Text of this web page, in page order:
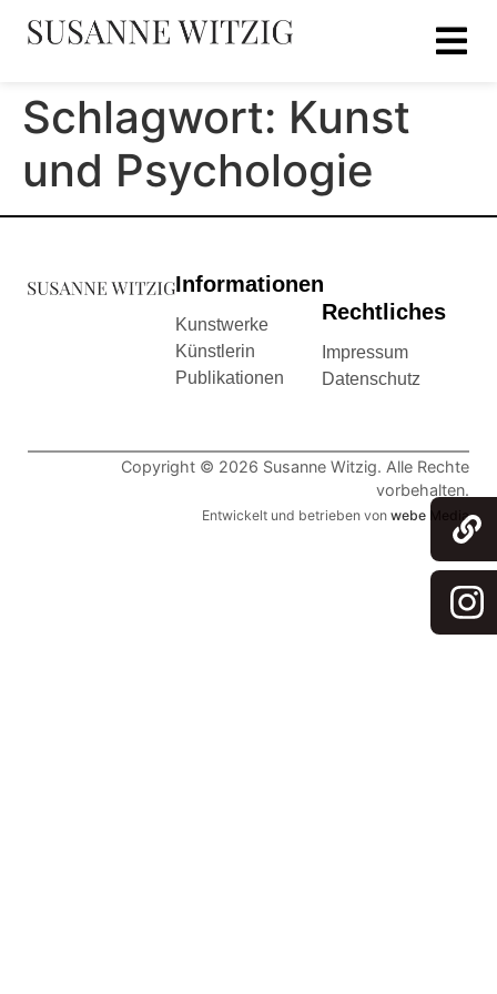
Schlagwort: Kunst
und Psychologie
Informationen
Kunstwerke
Künstlerin
Publikationen
Rechtliches
Impressum
Datenschutz
Copyright © 2026 Susanne Witzig. Alle Rechte
vorbehalten.
Entwickelt und betrieben von webe Media